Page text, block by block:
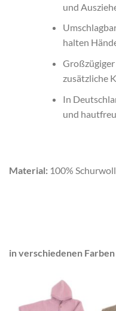
und
halten
zusätzliche
In
und
Material: 100%
in verschiedenen